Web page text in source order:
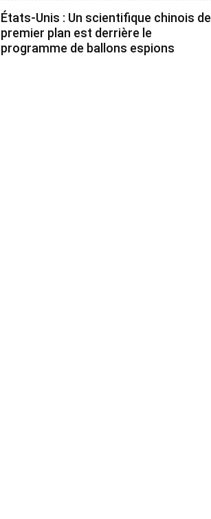
États-Unis : Un scientifique chinois de
premier plan est derrière le
programme de ballons espions